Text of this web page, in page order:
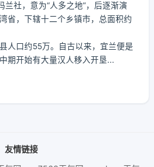
兰社，意为“人多之地”，后逐渐演
省，下辖十二个乡镇市，总面积约
人口约55万。自古以来，宜兰便是
期开始有大量汉人移入开垦...
友情链接